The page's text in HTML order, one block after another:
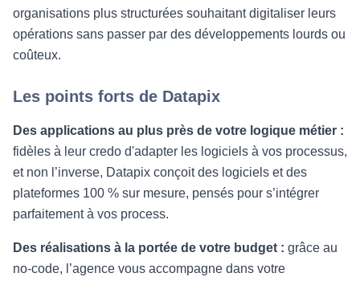
organisations plus structurées souhaitant digitaliser leurs
opérations sans passer par des développements lourds ou
coûteux.
Les points forts de Datapix
Des applications au plus près de votre logique métier :
fidèles à leur credo d'adapter les logiciels à vos processus,
et non l’inverse, Datapix conçoit des logiciels et des
plateformes 100 % sur mesure, pensés pour s’intégrer
parfaitement à vos process.
Des réalisations à la portée de votre budget : grâce au
no-code, l’agence vous accompagne dans votre